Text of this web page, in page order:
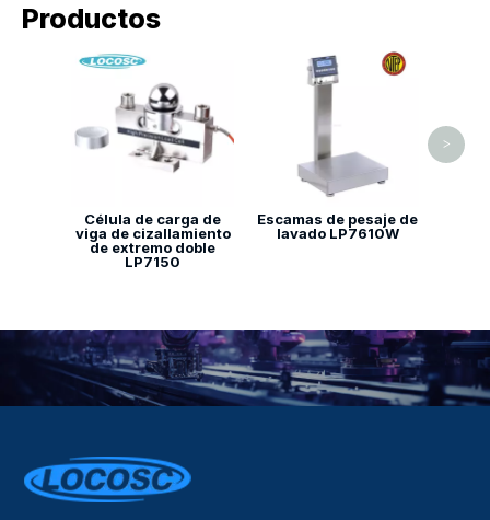
Productos
Célula de carga de
viga de cizallamiento
de extremo doble
LP7150
Escamas de pesaje de
lavado LP7610W
>